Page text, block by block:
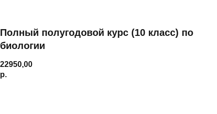
Полный полугодовой курс (10 класс) по
биологии
22950,00
р.